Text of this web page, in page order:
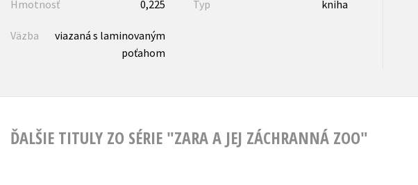
Hmotnosť 0,225 Typ kniha
Väzba
viazaná s laminovaným
poťahom
ĎALŠIE TITULY ZO SÉRIE "ZARA A JEJ ZÁCHRANNÁ ZOO"